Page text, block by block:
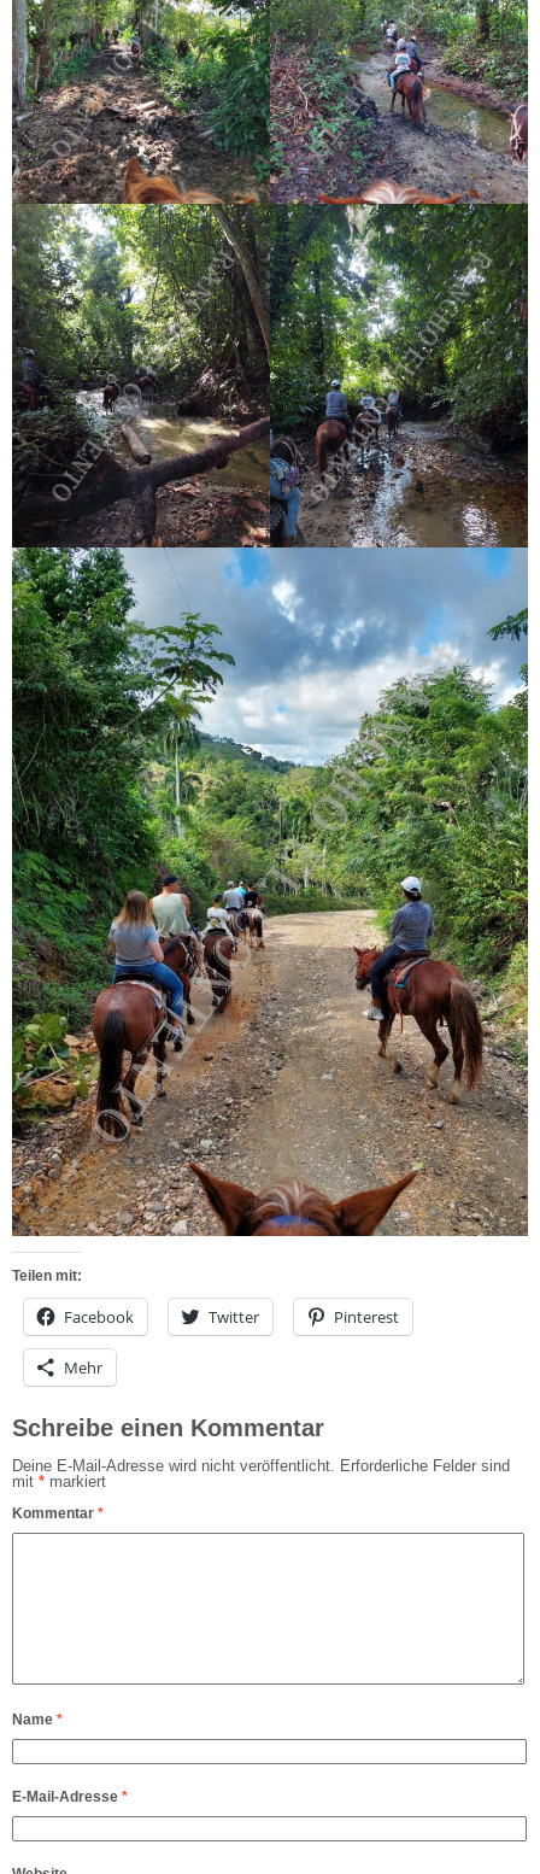
Teilen mit:
Facebook Twitter Pinterest
Mehr
Schreibe einen Kommentar
Deine E-Mail-Adresse wird nicht veröffentlicht. Erforderliche Felder sind
mit * markiert
Kommentar *
Name *
E-Mail-Adresse *